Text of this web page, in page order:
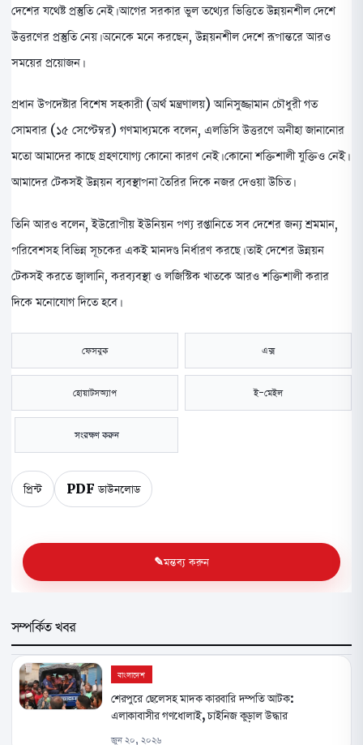
দেশের যথেষ্ট প্রস্তুতি নেই। আগের সরকার ভুল তথ্যের ভিত্তিতে উন্নয়নশীল দেশে
উত্তরণের প্রস্তুতি নেয়। অনেকে মনে করছেন, উন্নয়নশীল দেশে রূপান্তরে আরও
সময়ের প্রয়োজন।
প্রধান উপদেষ্টার বিশেষ সহকারী (অর্থ মন্ত্রণালয়) আনিসুজ্জামান চৌধুরী গত
সোমবার (১৫ সেপ্টেম্বর) গণমাধ্যমকে বলেন, এলডিসি উত্তরণে অনীহা জানানোর
মতো আমাদের কাছে গ্রহণযোগ্য কোনো কারণ নেই। কোনো শক্তিশালী যুক্তিও নেই।
আমাদের টেকসই উন্নয়ন ব্যবস্থাপনা তৈরির দিকে নজর দেওয়া উচিত।
তিনি আরও বলেন, ইউরোপীয় ইউনিয়ন পণ্য রপ্তানিতে সব দেশের জন্য শ্রমমান,
পরিবেশসহ বিভিন্ন সূচকের একই মানদণ্ড নির্ধারণ করছে। তাই দেশের উন্নয়ন
টেকসই করতে জ্বালানি, করব্যবস্থা ও লজিস্টিক খাতকে আরও শক্তিশালী করার
দিকে মনোযোগ দিতে হবে।
ফেসবুক এক্স
হোয়াটসঅ্যাপ ই-মেইল
সংরক্ষণ করুন
প্রিন্ট PDF ডাউনলোড
মন্তব্য করুন
সম্পর্কিত খবর
বাংলাদেশ
শেরপুরে ছেলেসহ মাদক কারবারি দম্পতি আটক:
এলাকাবাসীর গণধোলাই, চাইনিজ কুড়াল উদ্ধার
জুন ২০, ২০২৬